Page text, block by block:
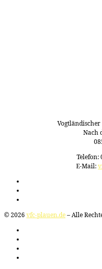
Nach
Telefon:
E-Mail:
© 2026 vfc-plauen.de– Alle